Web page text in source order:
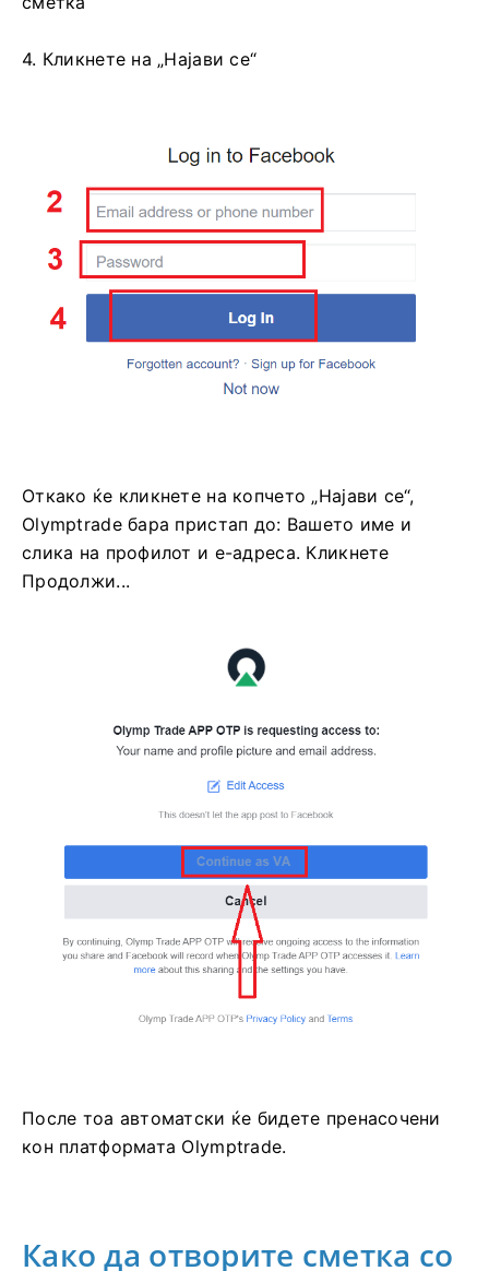
4. Кликнете на „Најави се“
Откако ќе кликнете на копчето „Најави се“,
Olymptrade бара пристап до: Вашето име и
слика на профилот и е-адреса. Кликнете
Продолжи...
После тоа автоматски ќе бидете пренасочени
кон платформата Olymptrade.
Како да отворите сметка со